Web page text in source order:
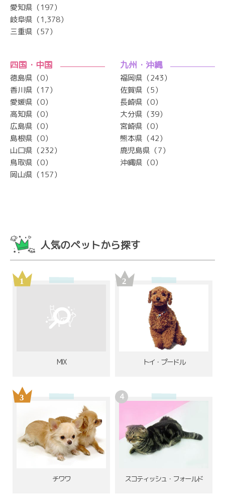
愛知県（197）
岐阜県（1,378）
三重県（57）
四国・中国
徳島県（0）
香川県（17）
愛媛県（0）
高知県（0）
広島県（0）
島根県（0）
山口県（232）
鳥取県（0）
岡山県（157）
九州・沖縄
福岡県（243）
佐賀県（5）
長崎県（0）
大分県（39）
宮崎県（0）
熊本県（42）
鹿児島県（7）
沖縄県（0）
人気のペットから探す
MIX トイ・プードル
チワワ スコティッシュ・フォールド